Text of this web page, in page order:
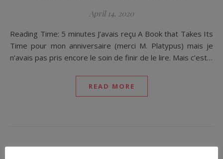
April 14, 2020
Reading Time: 5 minutes J’avais reçu A Book that Takes Its
Time pour mon anniversaire (merci M. Platypus) mais je
n’avais pas pris encore le soin de finir de le lire. Mais c’est…
READ MORE